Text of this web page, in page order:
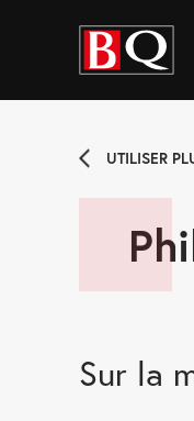
UTILISER
Sur la